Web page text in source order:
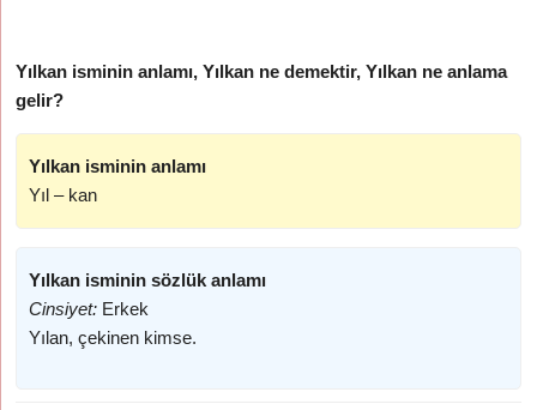
Yılkan isminin anlamı, Yılkan ne demektir, Yılkan ne anlama
gelir?
Yılkan isminin anlamı
Yıl – kan
Yılkan isminin sözlük anlamı
Cinsiyet: Erkek
Yılan, çekinen kimse.